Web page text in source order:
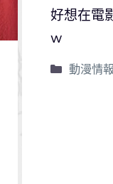
好想在電
w
動漫情報